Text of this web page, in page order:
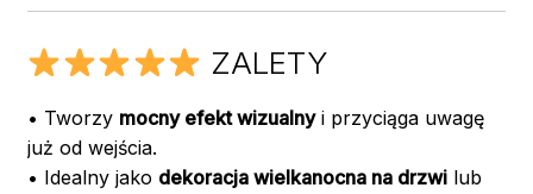
ZALETY
• Tworzy mocny efekt wizualnyi przyciąga uwagę
już od wejścia.
• Idealny jako dekoracja wielkanocna na drzwilub